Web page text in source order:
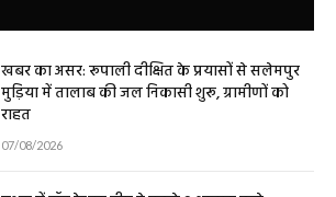
खबर का असर: रूपाली दीक्षित के प्रयासों से सलेमपुर
मुड़िया में तालाब की जल निकासी शुरू, ग्रामीणों को
राहत
07/08/2026